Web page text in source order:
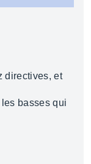
directives, et
basses qui